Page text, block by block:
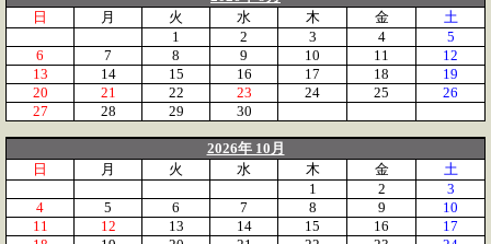
日
月 火 水 木 金
土
1
2 3 4
5
6
7 8 9 10 11
12
13
14 15 16 17 18
19
20
21 22 23 24 25
26
27
28 29 30
2026年 10月
日
月 火 水 木 金
土
1
2
3
4
5 6 7 8 9
10
11
12 13 14 15 16
17